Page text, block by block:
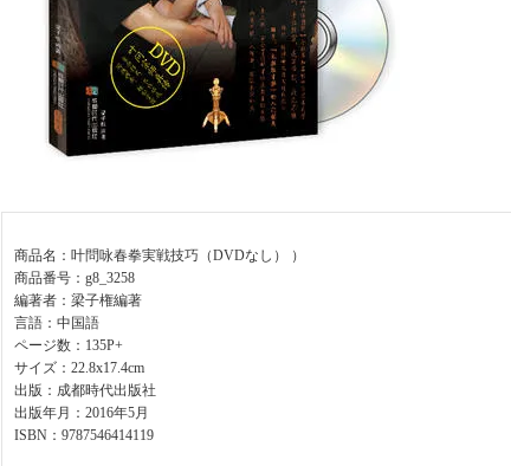
商品名：叶問咏春拳実戦技巧（DVDなし） ）
商品番号：g8_3258
編著者：梁子権編著
言語：中国語
ページ数：135P+
サイズ：22.8x17.4cm
出版：成都時代出版社
出版年月：2016年5月
ISBN：9787546414119